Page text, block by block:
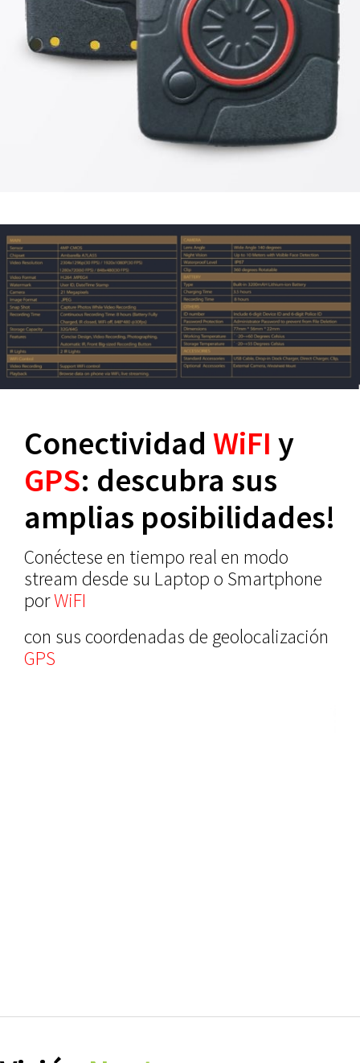
Conectividad WiFI y
GPS: descubra sus
amplias posibilidades!
Conéctese en tiempo real en modo
stream desde su Laptop o Smartphone
porWiFI
con sus coordenadas de geolocalización
GPS